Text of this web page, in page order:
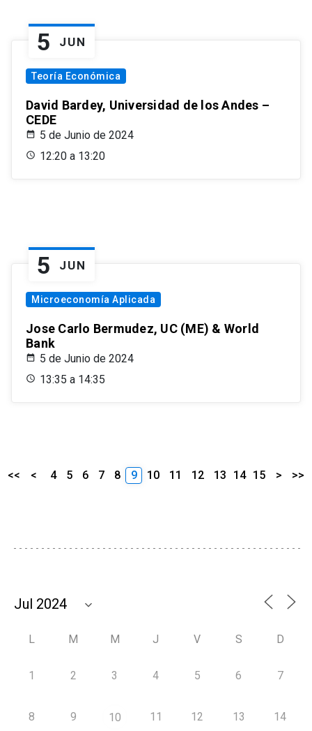
5 JUN
Teoría Económica
David Bardey, Universidad de los Andes –
CEDE
5 de Junio de 2024
12:20 a 13:20
5 JUN
Microeconomía Aplicada
Jose Carlo Bermudez, UC (ME) & World
Bank
5 de Junio de 2024
13:35 a 14:35
<< < 4 5 6 7 8 9 10 11 12 13 14 15 > >>
L M M J V S D
1 2 3 4 5 6 7
8 9 10 11 12 13 14